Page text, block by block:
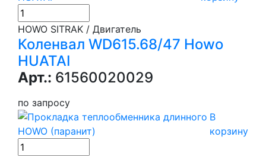
HOWO SITRAK / Двигатель
Коленвал WD615.68/47 Howo
HUATAI
Арт.: 61560020029
по запросу
В
корзину